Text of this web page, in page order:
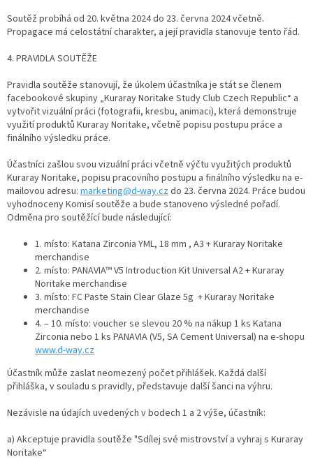
Soutěž probíhá od 20. května 2024 do 23. června 2024 včetně.
Propagace má celostátní charakter, a její pravidla stanovuje tento řád.
4. PRAVIDLA SOUTĚŽE
Pravidla soutěže stanovují, že úkolem účastníka je stát se členem
facebookové skupiny „Kuraray Noritake Study Club Czech Republic“ a
vytvořit vizuální práci (fotografii, kresbu, animaci), která demonstruje
využití produktů Kuraray Noritake, včetně popisu postupu práce a
finálního výsledku práce.
Účastníci zašlou svou vizuální práci včetně výčtu využitých produktů
Kuraray Noritake, popisu pracovního postupu a finálního výsledku na e-
mailovou adresu: marketing@d-way.czdo 23. června 2024. Práce budou
vyhodnoceny Komisí soutěže a bude stanoveno výsledné pořadí.
Odměna pro soutěžící bude následující:
1. místo: Katana Zirconia YML, 18 mm , A3 + Kuraray Noritake
merchandise
2. místo: PANAVIA™ V5 Introduction Kit Universal A2 + Kuraray
Noritake merchandise
3. místo: FC Paste Stain Clear Glaze 5g + Kuraray Noritake
merchandise
4. – 10. místo: voucher se slevou 20 % na nákup 1 ks Katana
Zirconia nebo 1 ks PANAVIA (V5, SA Cement Universal) na e-shopu
www.d-way.cz
Účastník může zaslat neomezený počet přihlášek. Každá další
přihláška, v souladu s pravidly, představuje další šanci na výhru.
Nezávisle na údajích uvedených v bodech 1 a 2 výše, účastník:
a) Akceptuje pravidla soutěže "Sdílej své mistrovství a vyhraj s Kuraray
Noritake“